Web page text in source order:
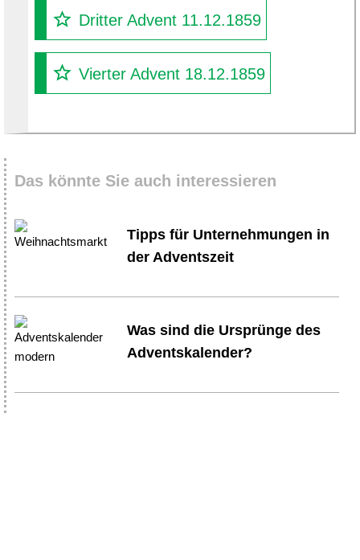
Dritter Advent 11.12.1859
Vierter Advent 18.12.1859
Das könnte Sie auch interessieren
Tipps für Unternehmungen in
der Adventszeit
Was sind die Ursprünge des
Adventskalender?